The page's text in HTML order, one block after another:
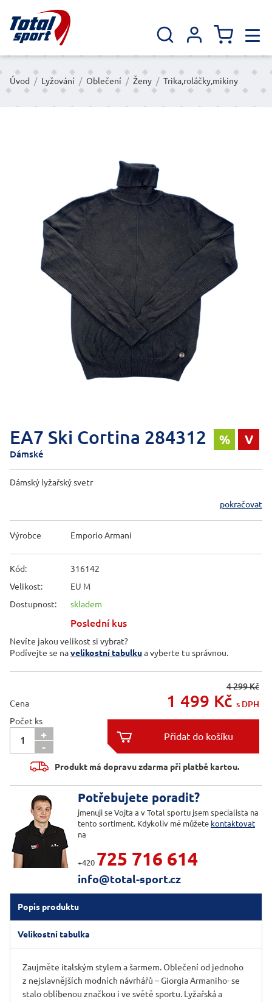
Úvod / Lyžování / Oblečení / Ženy / Trika,roláčky,mikiny
EA7 Ski Cortina 284312 % V
Dámské
Dámský lyžařský svetr
pokračovat
Výrobce Emporio Armani
Kód:
316142
Velikost:
EU M
Dostupnost:
skladem
Poslední kus
Nevíte jakou velikost si vybrat?
Podívejte se navelikostní tabulkua vyberte tu správnou.
Cena
4 299 Kč
1 499 Kč s DPH
Počet ks
+
-


Produkt má dopravu zdarma při platbě kartou.
Potřebujete poradit?
jmenuji se Vojta a v Total sportu jsem specialista na
tento sortiment. Kdykoliv mě můžete kontaktovat
na
+420 725 716 614
info@total-sport.cz
Popis produktu
Velikostní tabulka
Zaujměte italským stylem a šarmem. Oblečení od jednoho
z nejslavnějších modních návrhářů – Giorgia Armaniho- se
stalo oblíbenou značkou i ve světě sportu. Lyžařská a